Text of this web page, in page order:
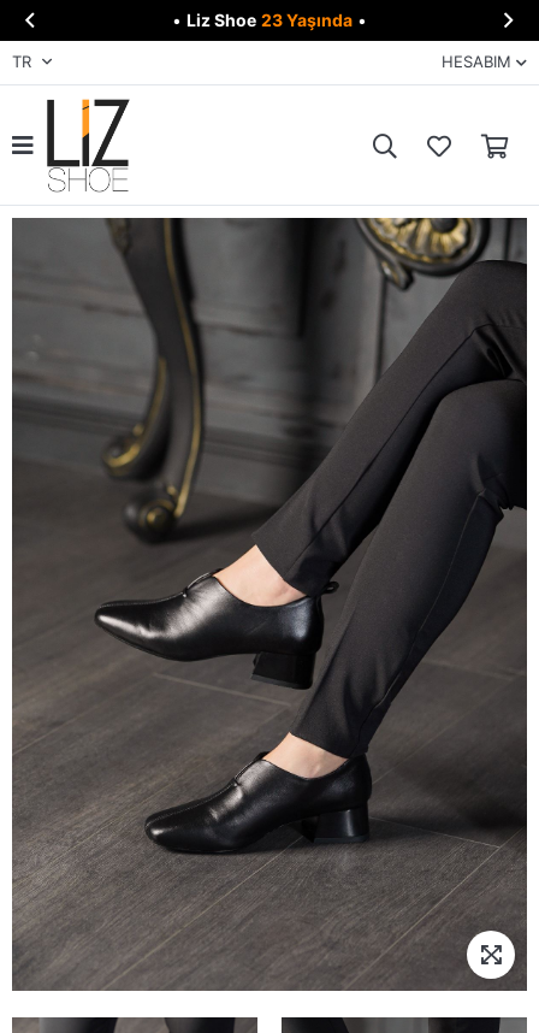
 • Liz Shoe 23 Yaşında • 
TR HESABIM